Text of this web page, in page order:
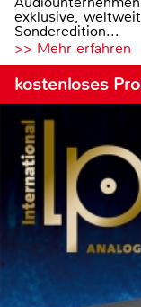
exklusive,
Sonderedition...
>> Mehr erfahren
kostenloses